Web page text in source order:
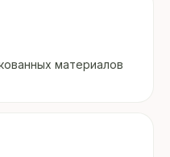
материалов